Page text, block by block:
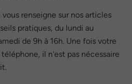
renseigne sur nos articles
pratiques, du lundi au
de 9h à 16h. Une fois votre
il n'est pas nécessaire